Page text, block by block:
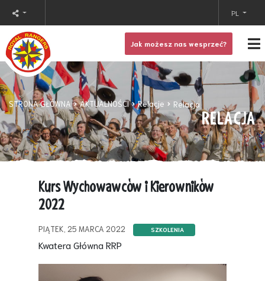
PL
Jak możesz nas wesprzeć?
Relacje
AKTUALNOŚCI
STRONA GŁÓWNA Relacja
RELACJA
Kurs Wychowawców i Kierowników
2022
PIĄTEK, 25 MARCA 2022 SZKOLENIA
Kwatera Główna RRP